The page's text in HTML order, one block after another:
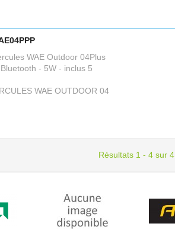
WAE Outdoor 04Plus
- 5W - inclus 5
WAE OUTDOOR 04
Résultats 1 - 4 sur 4.